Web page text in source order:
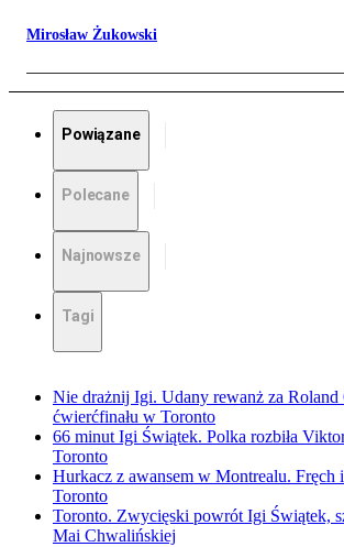
Mirosław Żukowski
Powiązane
Polecane
Najnowsze
Tagi
Nie drażnij Igi. Udany rewanż za Roland
ćwierćfinału w Toronto
66 minut Igi Świątek. Polka rozbiła
Toronto
Hurkacz z awansem w Montrealu. Fręch
Toronto
Toronto. Zwycięski powrót Igi Świątek,
Mai Chwalińskiej